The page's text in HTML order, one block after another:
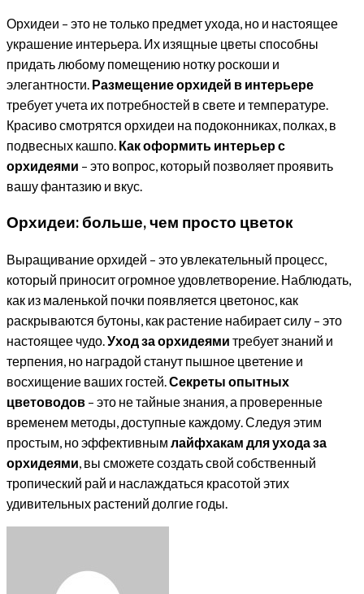
Орхидеи – это не только предмет ухода, но и настоящее
украшение интерьера. Их изящные цветы способны
придать любому помещению нотку роскоши и
элегантности. Размещение орхидей в интерьере
требует учета их потребностей в свете и температуре.
Красиво смотрятся орхидеи на подоконниках, полках, в
подвесных кашпо. Как оформить интерьер с
орхидеями – это вопрос, который позволяет проявить
вашу фантазию и вкус.
Орхидеи: больше, чем просто цветок
Выращивание орхидей – это увлекательный процесс,
который приносит огромное удовлетворение. Наблюдать,
как из маленькой почки появляется цветонос, как
раскрываются бутоны, как растение набирает силу – это
настоящее чудо.Уход за орхидеями требует знаний и
терпения, но наградой станут пышное цветение и
восхищение ваших гостей.Секреты опытных
цветоводов – это не тайные знания, а проверенные
временем методы, доступные каждому. Следуя этим
простым, но эффективным лайфхакам для ухода за
орхидеями, вы сможете создать свой собственный
тропический рай и наслаждаться красотой этих
удивительных растений долгие годы.